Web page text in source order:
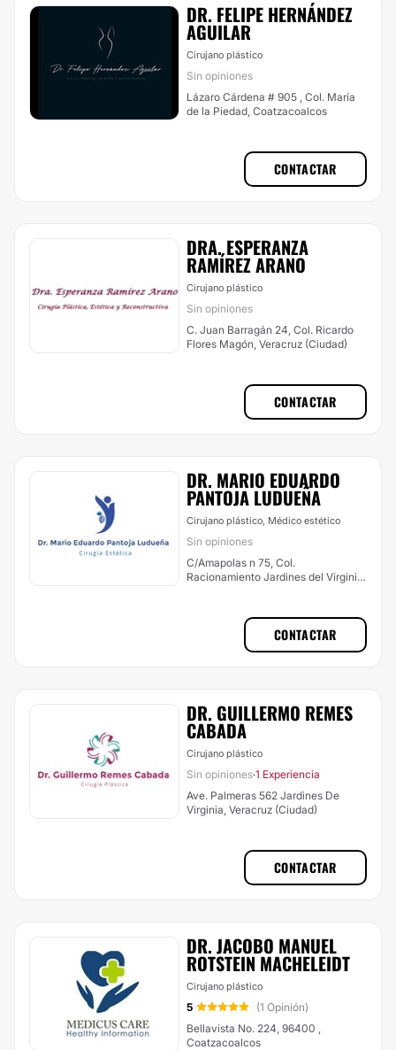
DR. FELIPE HERNÁNDEZ
AGUILAR
Cirujano plástico
Sin opiniones
Lázaro Cárdena # 905 , Col. María
de la Piedad, Coatzacoalcos
CONTACTAR
DRA. ESPERANZA
RAMÍREZ ARANO
Cirujano plástico
Sin opiniones
C. Juan Barragán 24, Col. Ricardo
Flores Magón, Veracruz (Ciudad)
CONTACTAR
DR. MARIO EDUARDO
PANTOJA LUDUEÑA
Cirujano plástico, Médico estético
Sin opiniones
C/Amapolas n 75, Col.
Racionamiento Jardines del Virginia
CONTACTAR
DR. GUILLERMO REMES
CABADA
Cirujano plástico
Sin opiniones·1 Experiencia
Ave. Palmeras 562 Jardines De
Virginia, Veracruz (Ciudad)
CONTACTAR
DR. JACOBO MANUEL
ROTSTEIN MACHELEIDT
Cirujano plástico
5
(1 Opinión)
Bellavista No. 224, 96400 ,
Coatzacoalcos